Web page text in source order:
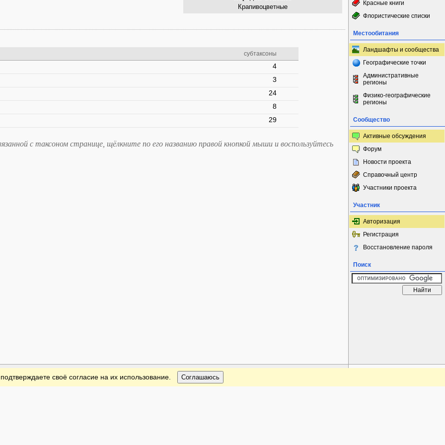
Крапивоцветные
субтаксоны
4
3
24
8
29
с таксоном странице, щёлкните по его названию правой кнопкой мыши и воспользуйтесь
Красные книги
Флористические списки
Местообитания
Ландшафты и сообщества
Географические точки
Административные
регионы
Физико-географические
регионы
Сообщество
Активные обсуждения
Форум
Новости проекта
Справочный центр
Участники проекта
Участник
Авторизация
Регистрация
Восстановление пароля
Поиск
своё согласие на их использование. Соглашаюсь